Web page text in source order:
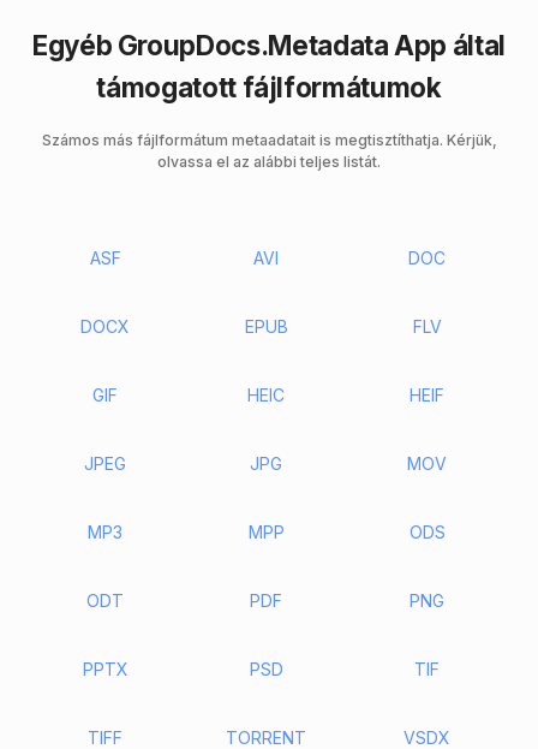
Egyéb GroupDocs.Metadata App által
támogatott fájlformátumok
Számos más fájlformátum metaadatait is megtisztíthatja. Kérjük,
olvassa el az alábbi teljes listát.
ASF AVI DOC
DOCX EPUB FLV
GIF HEIC HEIF
JPEG JPG MOV
MP3 MPP ODS
ODT PDF PNG
PPTX PSD TIF
TIFF TORRENT VSDX